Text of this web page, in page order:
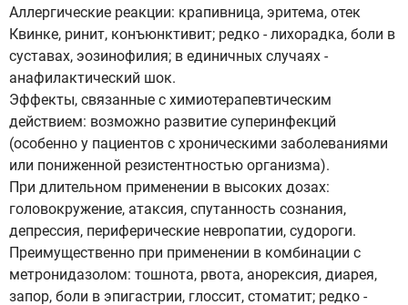
Аллергические реакции: крапивница, эритема, отек
Квинке, ринит, конъюнктивит; редко - лихорадка, боли в
суставах, эозинофилия; в единичных случаях -
анафилактический шок.
Эффекты, связанные с химиотерапевтическим
действием: возможно развитие суперинфекций
(особенно у пациентов с хроническими заболеваниями
или пониженной резистентностью организма).
При длительном применении в высоких дозах:
головокружение, атаксия, спутанность сознания,
депрессия, периферические невропатии, судороги.
Преимущественно при применении в комбинации с
метронидазолом: тошнота, рвота, анорексия, диарея,
запор, боли в эпигастрии, глоссит, стоматит; редко -